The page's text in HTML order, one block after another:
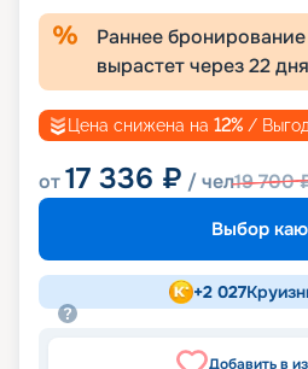
Раннее
вырастет через22дня
Цена снижена на 12% /
от17 336 ₽ / чел19 700
Выбор
+2 027
Добавить в